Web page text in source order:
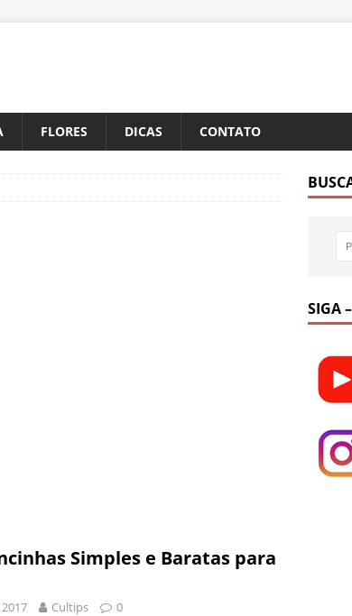
FLORES DICAS CONTATO
Simples e Baratas para
Cultips 0
SIGA